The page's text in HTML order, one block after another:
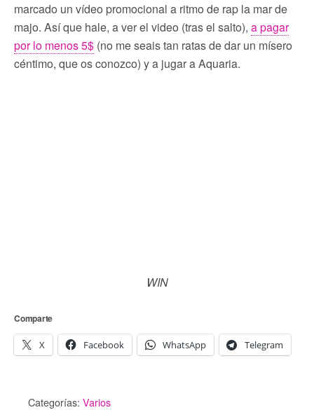
marcado un vídeo promocional a ritmo de rap la mar de
majo. Así que hale, a ver el video (tras el salto), a pagar
por lo menos 5$ (no me seais tan ratas de dar un mísero
céntimo, que os conozco) y a jugar a Aquaria.
WIN
Comparte
X Facebook WhatsApp Telegram
Categorías: Varios